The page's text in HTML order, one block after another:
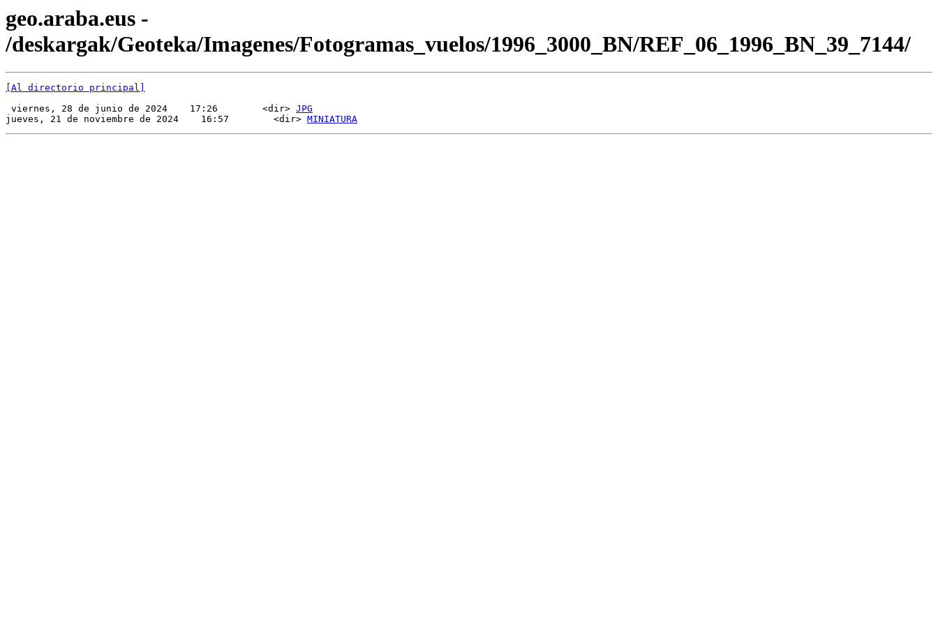
geo.araba.eus -
/deskargak/Geoteka/Imagenes/Fotogramas_vuelos/1996_3000_BN/REF_06_1996_BN_39_7144/
[Al directorio principal]
viernes, 28 de junio de 2024    17:26        <dir> JPG
jueves, 21 de noviembre de 2024    16:57        <dir> MINIATURA